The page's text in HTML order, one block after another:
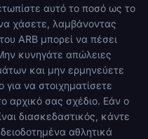
αυτό το ποσό ως το
να χάσετε, λαμβάνοντας
ARB μπορεί να πέσει
κυνηγάτε απώλειες
και μην ερμηνεύετε
να στοιχηματίσετε
αρχικό σας σχέδιο. Εάν ο
διασκεδαστικός, κάντε
αθλητικά